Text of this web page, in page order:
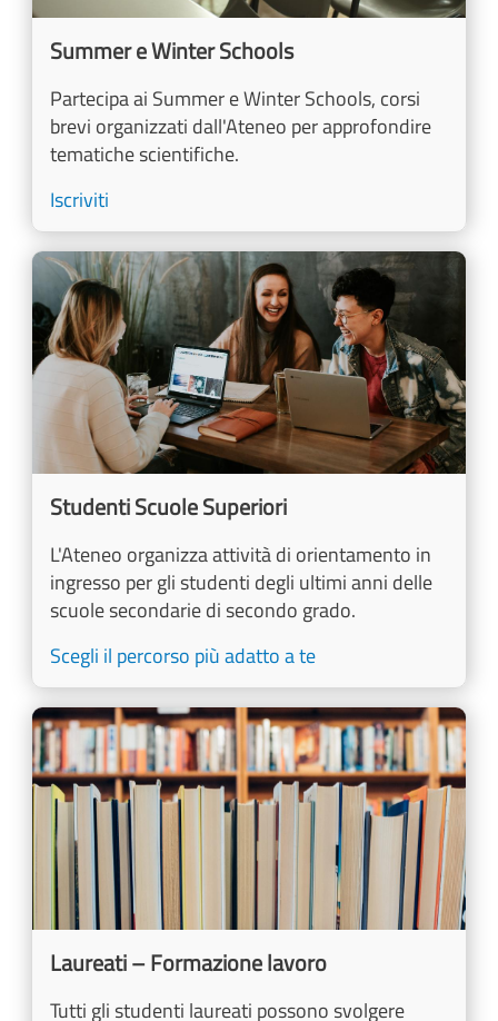
Summer e Winter Schools
Partecipa ai Summer e Winter Schools, corsi
brevi organizzati dall'Ateneo per approfondire
tematiche scientifiche.
Iscriviti
Image
Studenti Scuole Superiori
L'Ateneo organizza attività di orientamento in
ingresso per gli studenti degli ultimi anni delle
scuole secondarie di secondo grado.
Scegli il percorso più adatto a te
Image
Laureati – Formazione lavoro
Tutti gli studenti laureati possono svolgere